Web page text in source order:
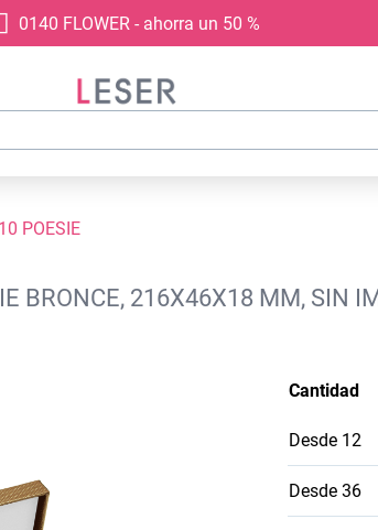
0140 FLOWER - ahorra un 50 %
POESIE
BRONCE, 216X46X18 MM, SIN
Cantidad
Desde 12
Desde 36